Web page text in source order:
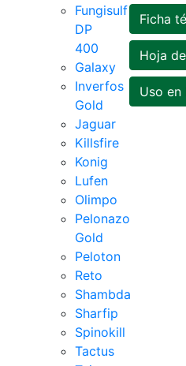
Fungisulf
DP
400
Galaxy
Inverfos
Gold
Jaguar
Killsfire
Konig
Lufen
Olimpo
Pelonazo
Gold
Peloton
Reto
Shambda
Sharfip
Spinokill
Tactus
Ficha
Hoja
Uso en